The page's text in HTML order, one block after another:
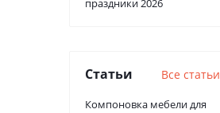
праздники 2026
Статьи Все статьи
Компоновка мебели для